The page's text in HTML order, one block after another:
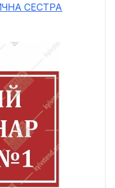
СЕСТРА